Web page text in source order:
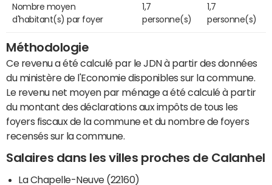
Nombre moyen
d'habitant(s) par foyer
1,7
personne(s)
1,7
personne(s)
Méthodologie
Ce revenu a été calculé par le JDN à partir des données
du ministère de l'Economie disponibles sur la commune.
Le revenu net moyen par ménage a été calculé à partir
du montant des déclarations aux impôts de tous les
foyers fiscaux de la commune et du nombre de foyers
recensés sur la commune.
Salaires dans les villes proches de Calanhel
La Chapelle-Neuve (22160)